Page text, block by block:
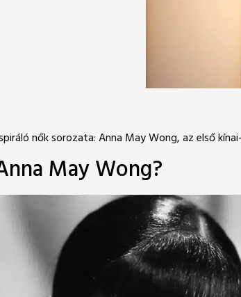
nők sorozata: Anna May Wong, az első
May Wong?